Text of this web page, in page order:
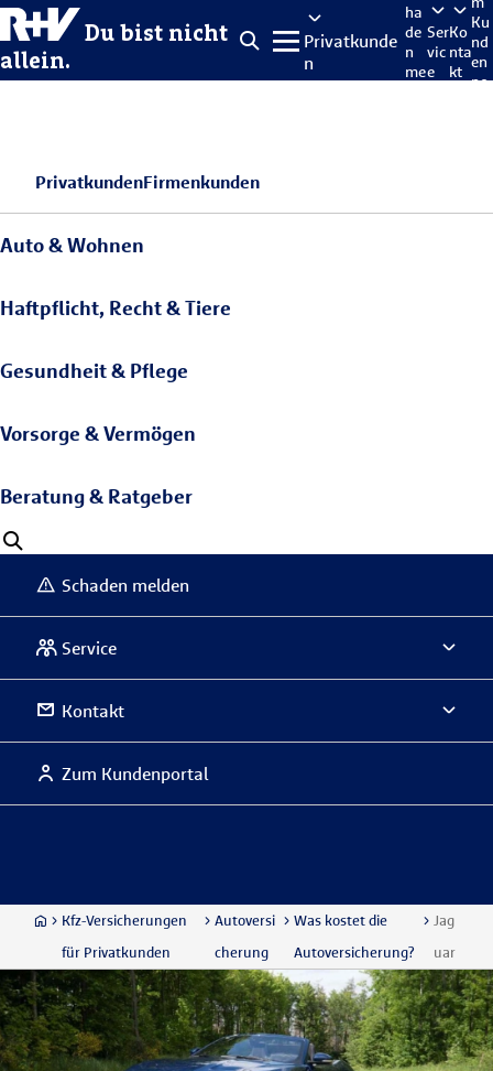
Du bist nicht
allein.
Privatkunde
n
ha
de
n
me
Ser
vic
e
Ko
nta
kt
Ku
nd
en
po
PrivatkundenFirmenkunden
Auto & Wohnen
Haftpflicht, Recht & Tiere
Gesundheit & Pflege
Vorsorge & Vermögen
Beratung & Ratgeber
Schaden melden
Service
Kontakt
Zum Kundenportal
Kfz-Versicherungen
für Privatkunden
Autoversi
cherung
Was kostet die
Autoversicherung?
Jag
uar